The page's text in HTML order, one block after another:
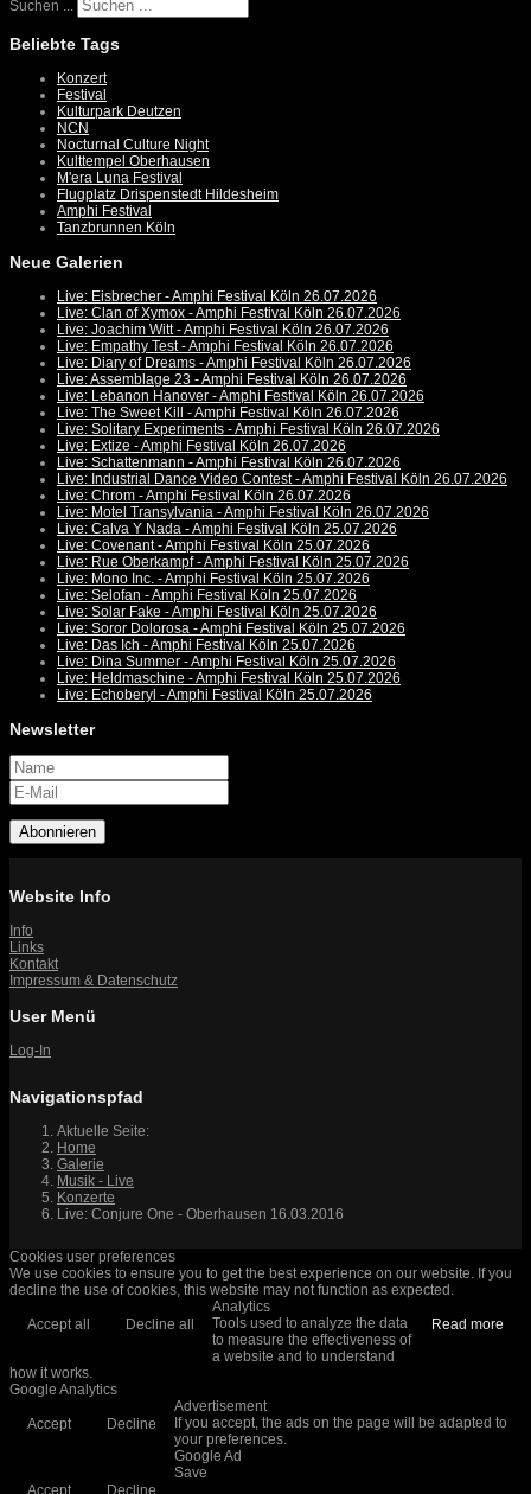
Suchen ...
Beliebte Tags
Konzert
Festival
Kulturpark Deutzen
NCN
Nocturnal Culture Night
Kulttempel Oberhausen
M'era Luna Festival
Flugplatz Drispenstedt Hildesheim
Amphi Festival
Tanzbrunnen Köln
Neue Galerien
Live: Eisbrecher - Amphi Festival Köln 26.07.2026
Live: Clan of Xymox - Amphi Festival Köln 26.07.2026
Live: Joachim Witt - Amphi Festival Köln 26.07.2026
Live: Empathy Test - Amphi Festival Köln 26.07.2026
Live: Diary of Dreams - Amphi Festival Köln 26.07.2026
Live: Assemblage 23 - Amphi Festival Köln 26.07.2026
Live: Lebanon Hanover - Amphi Festival Köln 26.07.2026
Live: The Sweet Kill - Amphi Festival Köln 26.07.2026
Live: Solitary Experiments - Amphi Festival Köln 26.07.2026
Live: Extize - Amphi Festival Köln 26.07.2026
Live: Schattenmann - Amphi Festival Köln 26.07.2026
Live: Industrial Dance Video Contest - Amphi Festival Köln 26.07.2026
Live: Chrom - Amphi Festival Köln 26.07.2026
Live: Motel Transylvania - Amphi Festival Köln 26.07.2026
Live: Calva Y Nada - Amphi Festival Köln 25.07.2026
Live: Covenant - Amphi Festival Köln 25.07.2026
Live: Rue Oberkampf - Amphi Festival Köln 25.07.2026
Live: Mono Inc. - Amphi Festival Köln 25.07.2026
Live: Selofan - Amphi Festival Köln 25.07.2026
Live: Solar Fake - Amphi Festival Köln 25.07.2026
Live: Soror Dolorosa - Amphi Festival Köln 25.07.2026
Live: Das Ich - Amphi Festival Köln 25.07.2026
Live: Dina Summer - Amphi Festival Köln 25.07.2026
Live: Heldmaschine - Amphi Festival Köln 25.07.2026
Live: Echoberyl - Amphi Festival Köln 25.07.2026
Newsletter
Abonnieren
Website Info
Info
Links
Kontakt
Impressum & Datenschutz
User Menü
Log-In
Navigationspfad
Aktuelle Seite:
Home
Galerie
Musik - Live
Konzerte
Live: Conjure One - Oberhausen 16.03.2016
Cookies user preferences
We use cookies to ensure you to get the best experience on our website. If you
decline the use of cookies, this website may not function as expected.
Accept all Decline all Read more
Analytics
Tools used to analyze the data
to measure the effectiveness of
a website and to understand
how it works.
Google Analytics
Accept Decline
Advertisement
If you accept, the ads on the page will be adapted to
your preferences.
Google Ad
Accept Decline
Save